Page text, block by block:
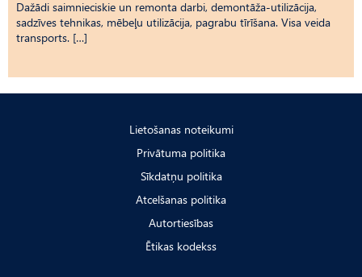
Dažādi saimnieciskie un remonta darbi, demontāža-utilizācija,
sadzīves tehnikas, mēbeļu utilizācija, pagrabu tīrīšana. Visa veida
transports. […]
Lietošanas noteikumi
Privātuma politika
Sīkdatņu politika
Atcelšanas politika
Autortiesības
Ētikas kodekss